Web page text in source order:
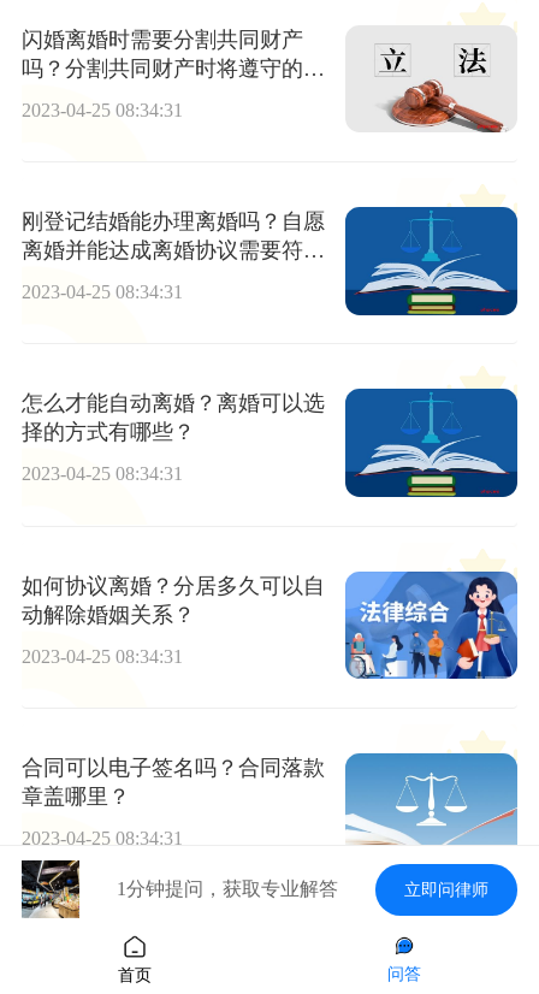
闪婚离婚时需要分割共同财产
吗？分割共同财产时将遵守的原
2023-04-25 08:34:31
刚登记结婚能办理离婚吗？自愿
离婚并能达成离婚协议需要符合
2023-04-25 08:34:31
怎么才能自动离婚？离婚可以选
择的方式有哪些？
2023-04-25 08:34:31
如何协议离婚？分居多久可以自
动解除婚姻关系？
2023-04-25 08:34:31
合同可以电子签名吗？合同落款
章盖哪里？
2023-04-25 08:34:31
如果把别人车刮了跑了怎么办？
货运司机弄丢货物怎么处理？
1分钟提问，获取专业解答 立即问律师
首页 问答